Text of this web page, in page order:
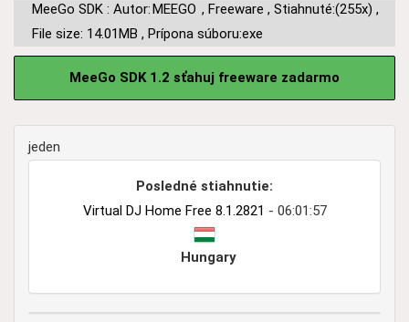
MeeGo SDK : Autor:MEEGO , Freeware , Stiahnuté:(255x) ,
File size: 14.01MB , Prípona súboru:exe
MeeGo SDK 1.2 sťahuj freeware zadarmo
jeden
Posledné stiahnutie:
Virtual DJ Home Free 8.1.2821 - 06:01:57
Hungary